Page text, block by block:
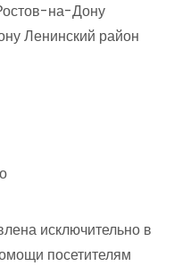
на-Дону
Ленинский район
исключительно в
посетителям